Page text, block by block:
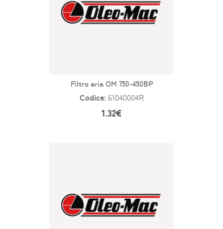
Filtro aria OM 750-450BP
Codice: 61040004R
1.32€